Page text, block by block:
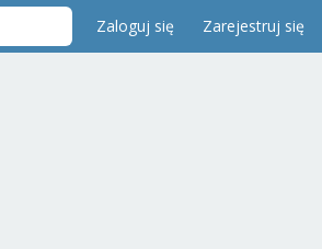
Zaloguj się Zarejestruj się